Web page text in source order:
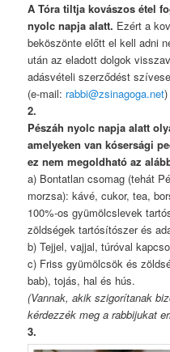
A Tóra tiltja kovászos étel
nyolc napja alatt. Ezért a
beköszönte előtt el kell adni
után az eladott dolgok
adásvételi szerződést
(e-mail: rabbi@zsinagoga.net)
2.
Pészáh nyolc napja alatt
amelyeken van kósersági
ez nem megoldható az
a) Bontatlan csomag (tehát
morzsa): kávé, cukor, tea,
100%-os gyümölcslevek
zöldségek tartósítószer és
b) Tejjel, vajjal, túróval
c) Friss gyümölcsök és
bab), tojás, hal és hús.
(Vannak, akik szigorítanak
kérdezzék meg a rabbijukat
3.